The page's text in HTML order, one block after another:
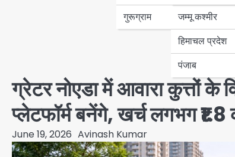
गुरूग्राम
जम्मू कश्मीर
हिमाचल प्रदेश
पंजाब
ग्रेटर नोएडा में आवारा कुत्तों के
प्लेटफॉर्म बनेंगे, खर्च लगभग ₹1.8
June 19, 2026 Avinash Kumar